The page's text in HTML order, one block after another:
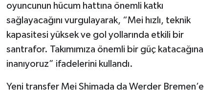
oyuncunun hücum hattına önemli katkı
sağlayacağını vurgulayarak, “Mei hızlı, teknik
kapasitesi yüksek ve gol yollarında etkili bir
santrafor. Takımımıza önemli bir güç katacağına
inanıyoruz” ifadelerini kullandı.
Yeni transfer Mei Shimada da Werder Bremen’e